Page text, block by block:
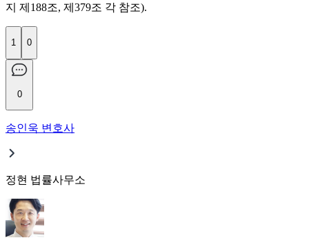
지 제188조, 제379조 각 참조).
1 0
0
송인욱 변호사
정현 법률사무소